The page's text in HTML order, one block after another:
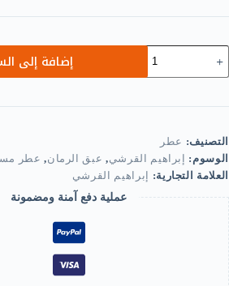
كمية
عطر
مسك
الرمان
إبراهيم
القرشي
–
75
مل
للجنسين
إضافة إلى
التصنيف: عطر
الوسوم: إبراهيم القرشي, عبق الرمان, عطر
العلامة التجارية: إبراهيم القرشي
عملية دفع آمنة ومضمونة